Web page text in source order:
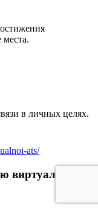
в личных целях.
ats/
виртуальной